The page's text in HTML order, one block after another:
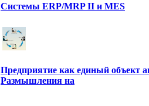
Системы ERP/MRP II и MES
Предприятие как единый объект
Размышления на